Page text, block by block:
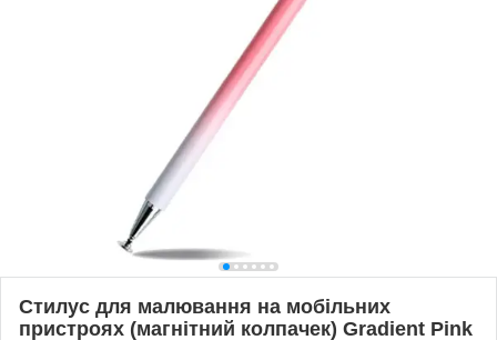
Стилус для малювання на мобільних
пристроях (магнітний колпачек) Gradient Pink